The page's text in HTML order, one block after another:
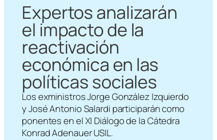
Expertos analizarán
el impacto de la
reactivación
económica en las
políticas sociales
Los exministros Jorge González Izquierdo
y José Antonio Salardi participarán como
ponentes en el XI Diálogo de la Cátedra
Konrad Adenauer USIL.